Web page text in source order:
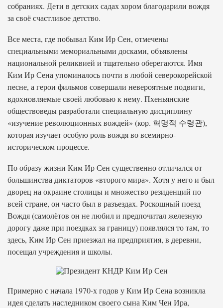
собраниях. Дети в детских садах хором благодарили вождя
за своё счастливое детство.
Все места, где побывал Ким Ир Сен, отмечены
специальными мемориальными досками, объявлены
национальной реликвией и тщательно оберегаются. Имя
Ким Ир Сена упоминалось почти в любой северокорейской
песне, а герои фильмов совершали невероятные подвиги,
вдохновляемые своей любовью к нему. Пхеньянские
обществоведы разработали специальную дисциплину
«изучение революционных вождей» (кор. 혁명적 수령관),
которая изучает особую роль вождя во всемирно-
историческом процессе.
По образу жизни Ким Ир Сен существенно отличался от
большинства диктаторов «второго мира». Хотя у него и был
дворец на окраине столицы и множество резиденций по
всей стране, он часто был в разъездах. Роскошный поезд
Вождя (самолётов он не любил и предпочитал железную
дорогу даже при поездках за границу) появлялся то там, то
здесь, Ким Ир Сен приезжал на предприятия, в деревни,
посещал учреждения и школы.
Примерно с начала 1970-х годов у Ким Ир Сена возникла
идея сделать наследником своего сына Ким Чен Ира,